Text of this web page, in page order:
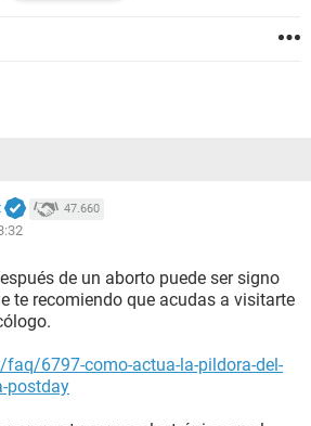
xq puede ser grave o puedo
x favor
47.660
de un aborto puede ser signo
te recomiendo que acudas a visitarte
6797-como-actua-la-pildora-del-
postday